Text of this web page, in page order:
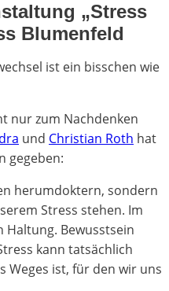
„Stress
Blumenfeld
ist ein bisschen wie
nur zum Nachdenken
und Christian Roth hat
gegeben:
herumdoktern, sondern
Stress stehen. Im
Haltung. Bewusstsein
kann tatsächlich
Weges ist, für den wir uns